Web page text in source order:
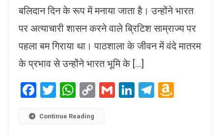
बलिदान दिन के रूप में मनाया जाता है। उन्होंने भारत
पर अत्याचारी शासन करने वाले ब्रिटिश साम्राज्य पर
पहला बम गिराया था। पाठशाला के जीवन में वंदे मातरम
के प्रभाव से उन्होंने भारत भूमि के […]
Facebook
Twitter
WhatsApp
CopyGmailLinkedIn
Telegram
Continue Reading